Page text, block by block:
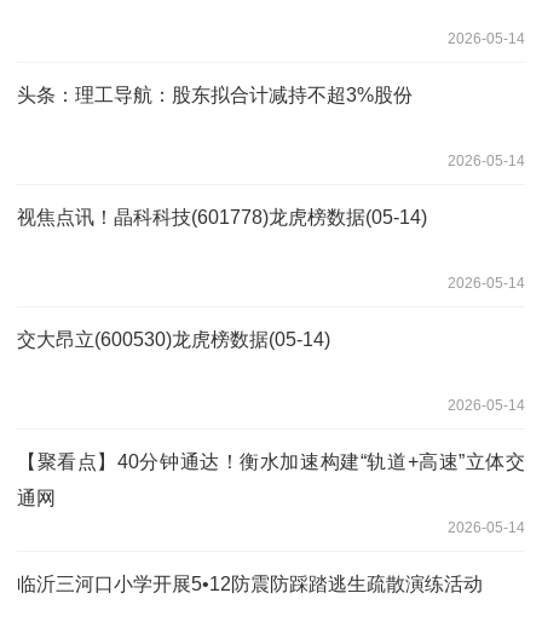
2026-05-14
头条：理工导航：股东拟合计减持不超3%股份
2026-05-14
视焦点讯！晶科科技(601778)龙虎榜数据(05-14)
2026-05-14
交大昂立(600530)龙虎榜数据(05-14)
2026-05-14
【聚看点】40分钟通达！衡水加速构建“轨道+高速”立体交
通网
2026-05-14
临沂三河口小学开展5•12防震防踩踏逃生疏散演练活动